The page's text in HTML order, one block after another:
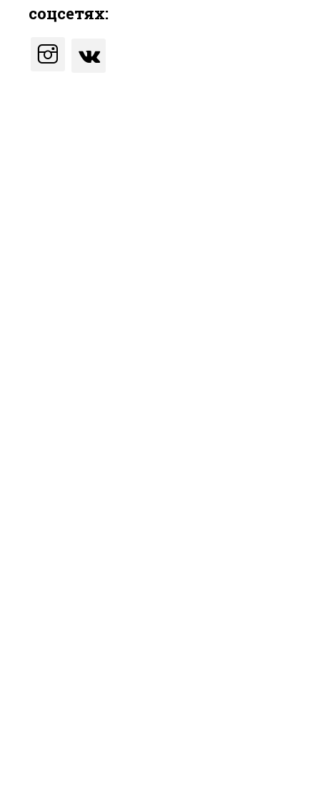
соцсетях: